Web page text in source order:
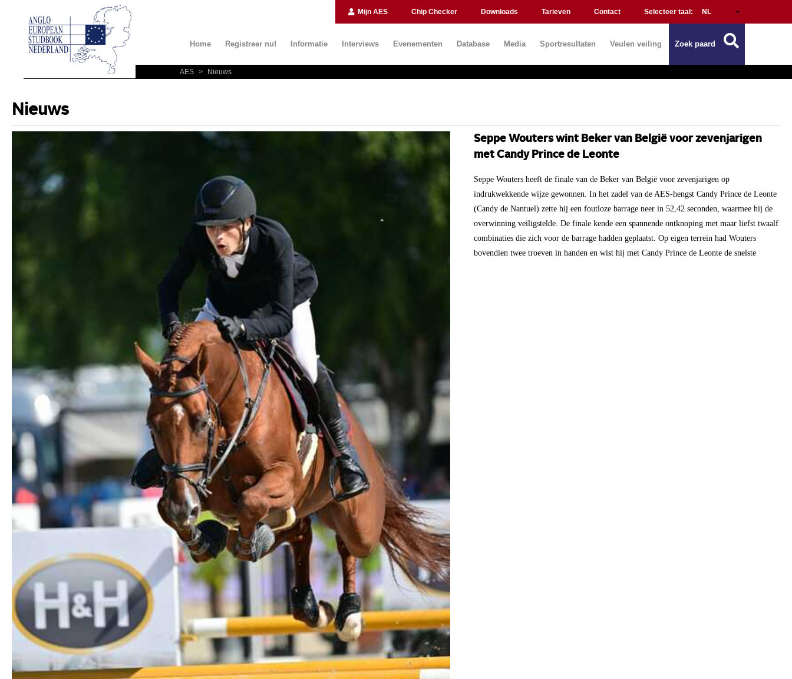
Mijn AES Chip Checker Downloads Tarieven Contact Selecteer taal:
Home Registreer nu! Informatie Interviews Evenementen Database Media Sportresultaten Veulen veiling Zoek paard
AES > Nieuws
Nieuws
Seppe Wouters wint Beker van België voor zevenjarigen
met Candy Prince de Leonte
Seppe Wouters heeft de finale van de Beker van België voor zevenjarigen op
indrukwekkende wijze gewonnen. In het zadel van de AES-hengst Candy Prince de Leonte
(Candy de Nantuel) zette hij een foutloze barrage neer in 52,42 seconden, waarmee hij de
overwinning veiligstelde. De finale kende een spannende ontknoping met maar liefst twaalf
combinaties die zich voor de barrage hadden geplaatst. Op eigen terrein had Wouters
bovendien twee troeven in handen en wist hij met Candy Prince de Leonte de snelste